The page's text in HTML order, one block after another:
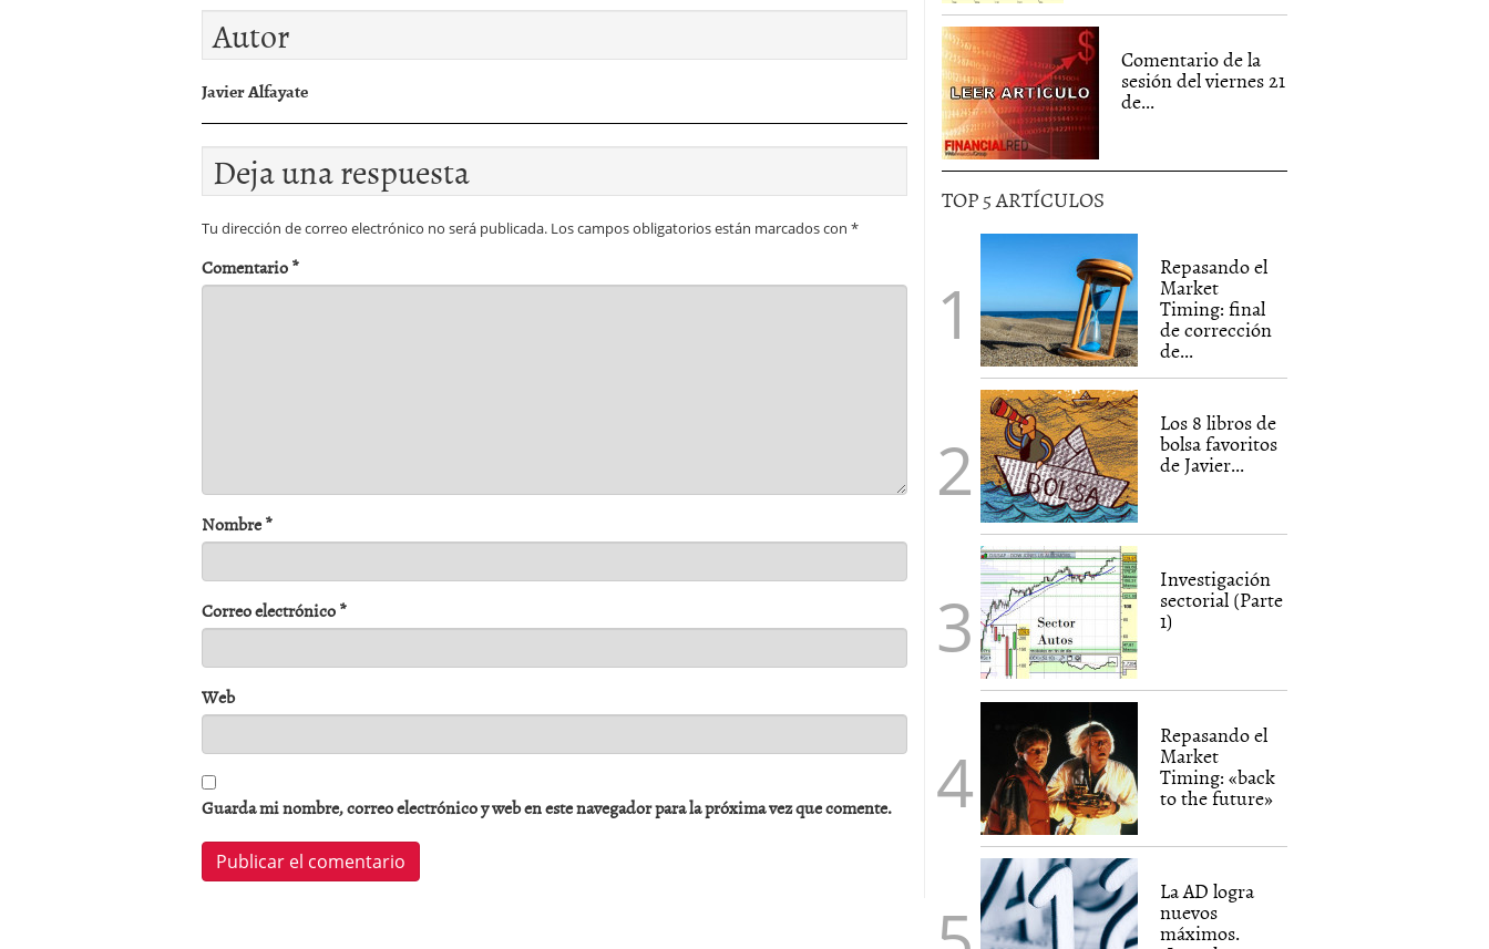
Autor
Javier Alfayate
Deja una respuesta
Tu dirección de correo electrónico no será publicada. Los campos obligatorios están marcados con *
Comentario*
Nombre*
Correo electrónico*
Web
Guarda mi nombre, correo electrónico y web en este navegador para la próxima vez que comente.
Comentario de la
sesión del viernes 21
de...
TOP 5 ARTÍCULOS
Repasando el
Market
Timing: final
de corrección
de...
Los 8 libros de
bolsa favoritos
de Javier...
Investigación
sectorial (Parte
1)
Repasando el
Market
Timing: «back
to the future»
La AD logra
nuevos
máximos.